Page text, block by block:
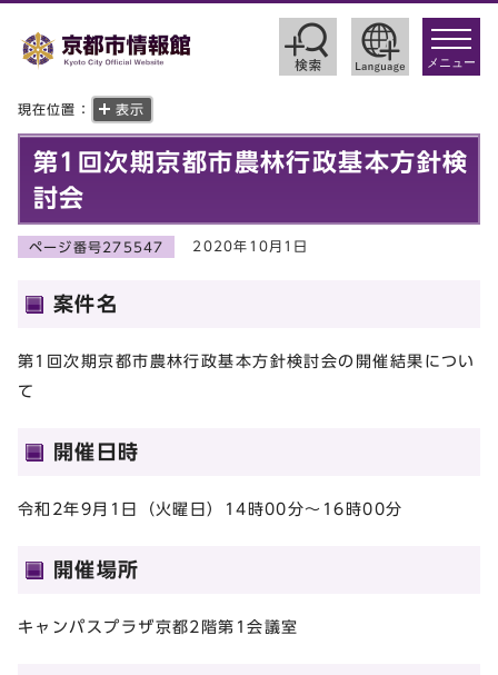
toggle
メニュー
現在位置： 表示
第1回次期京都市農林行政基本方針検
討会
ページ番号275547 2020年10月1日
案件名
第1回次期京都市農林行政基本方針検討会の開催結果につい
て
開催日時
令和2年9月1日（火曜日）14時00分～16時00分
開催場所
キャンパスプラザ京都2階第1会議室